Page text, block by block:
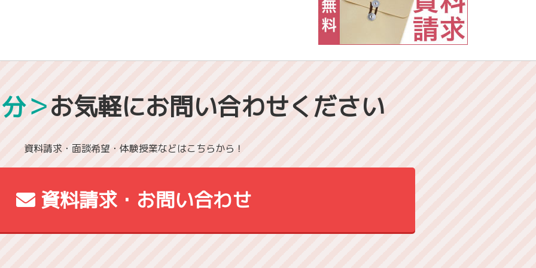
＞お気軽にお問い合わせください
資料請求・面談希望・体験授業などはこちらから！
資料請求・お問い合わせ